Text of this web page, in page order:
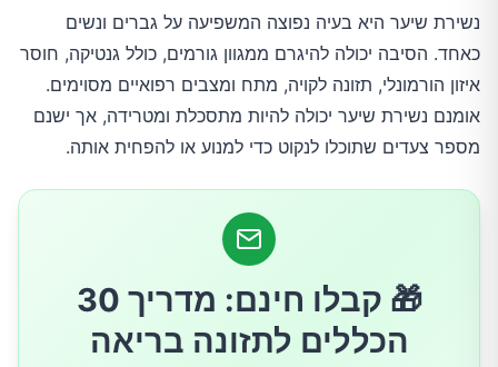
1.הקפידו על תזונה נכונה
2.הפחתת לחץ נפשי
3.אל תתעללו בשיער שלכם
נשירת שיער היא בעיה נפוצה המשפיעה על גברים ונשים
כאחד. הסיבה יכולה להיגרם ממגוון גורמים, כולל גנטיקה, חוסר
איזון הורמונלי, תזונה לקויה, מתח ומצבים רפואיים מסוימים.
אומנם נשירת שיער יכולה להיות מתסכלת ומטרידה, אך ישנם
מספר צעדים שתוכלו לנקוט כדי למנוע או להפחית אותה.
🎁 קבלו חינם: מדריך 30
הכללים לתזונה בריאה